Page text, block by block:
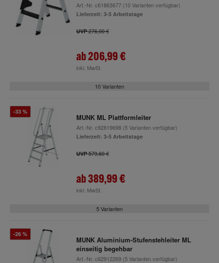
Art.-Nr. c61863677(10 Varianten verfügbar)
Lieferzeit: 3-5 Arbeitstage
UVP276,00 €
ab206,99 €
inkl. MwSt.
10 Varianten
-33 %
MUNK ML Plattformleiter
Art.-Nr. c92819698(5 Varianten verfügbar)
Lieferzeit: 3-5 Arbeitstage
UVP579,60 €
ab389,99 €
inkl. MwSt.
5 Varianten
-26 %
MUNK Aluminium-Stufenstehleiter ML
einseitig begehbar
Art.-Nr. c62912269(5 Varianten verfügbar)